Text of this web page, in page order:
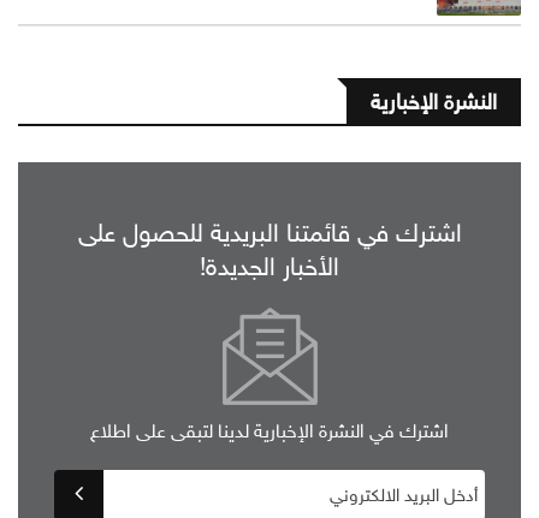
النشرة الإخبارية
اشترك في قائمتنا البريدية للحصول على
الأخبار الجديدة!
اشترك في النشرة الإخبارية لدينا لتبقى على اطلاع